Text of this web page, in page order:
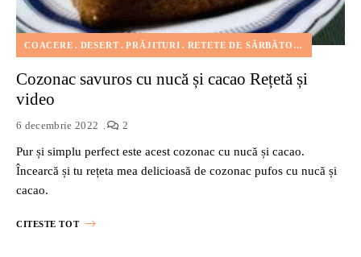
COACERE DESERT PRĂJITURI RETETE DE SĂRBĂTORI REȚETE
Cozonac savuros cu nucă și cacao Rețetă și
video
6 decembrie 2022 2
Pur și simplu perfect este acest cozonac cu nucă și cacao.
Încearcă și tu rețeta mea delicioasă de cozonac pufos cu nucă și
cacao.
CITESTE TOT